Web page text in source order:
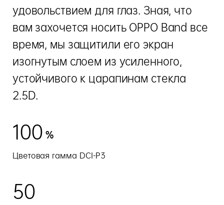
удовольствием для глаз. Зная, что
вам захочется носить OPPO Band все
время, мы защитили его экран
изогнутым слоем из усиленного,
устойчивого к царапинам стекла
2.5D.
100 %
Цветовая гамма DCI-P3
50